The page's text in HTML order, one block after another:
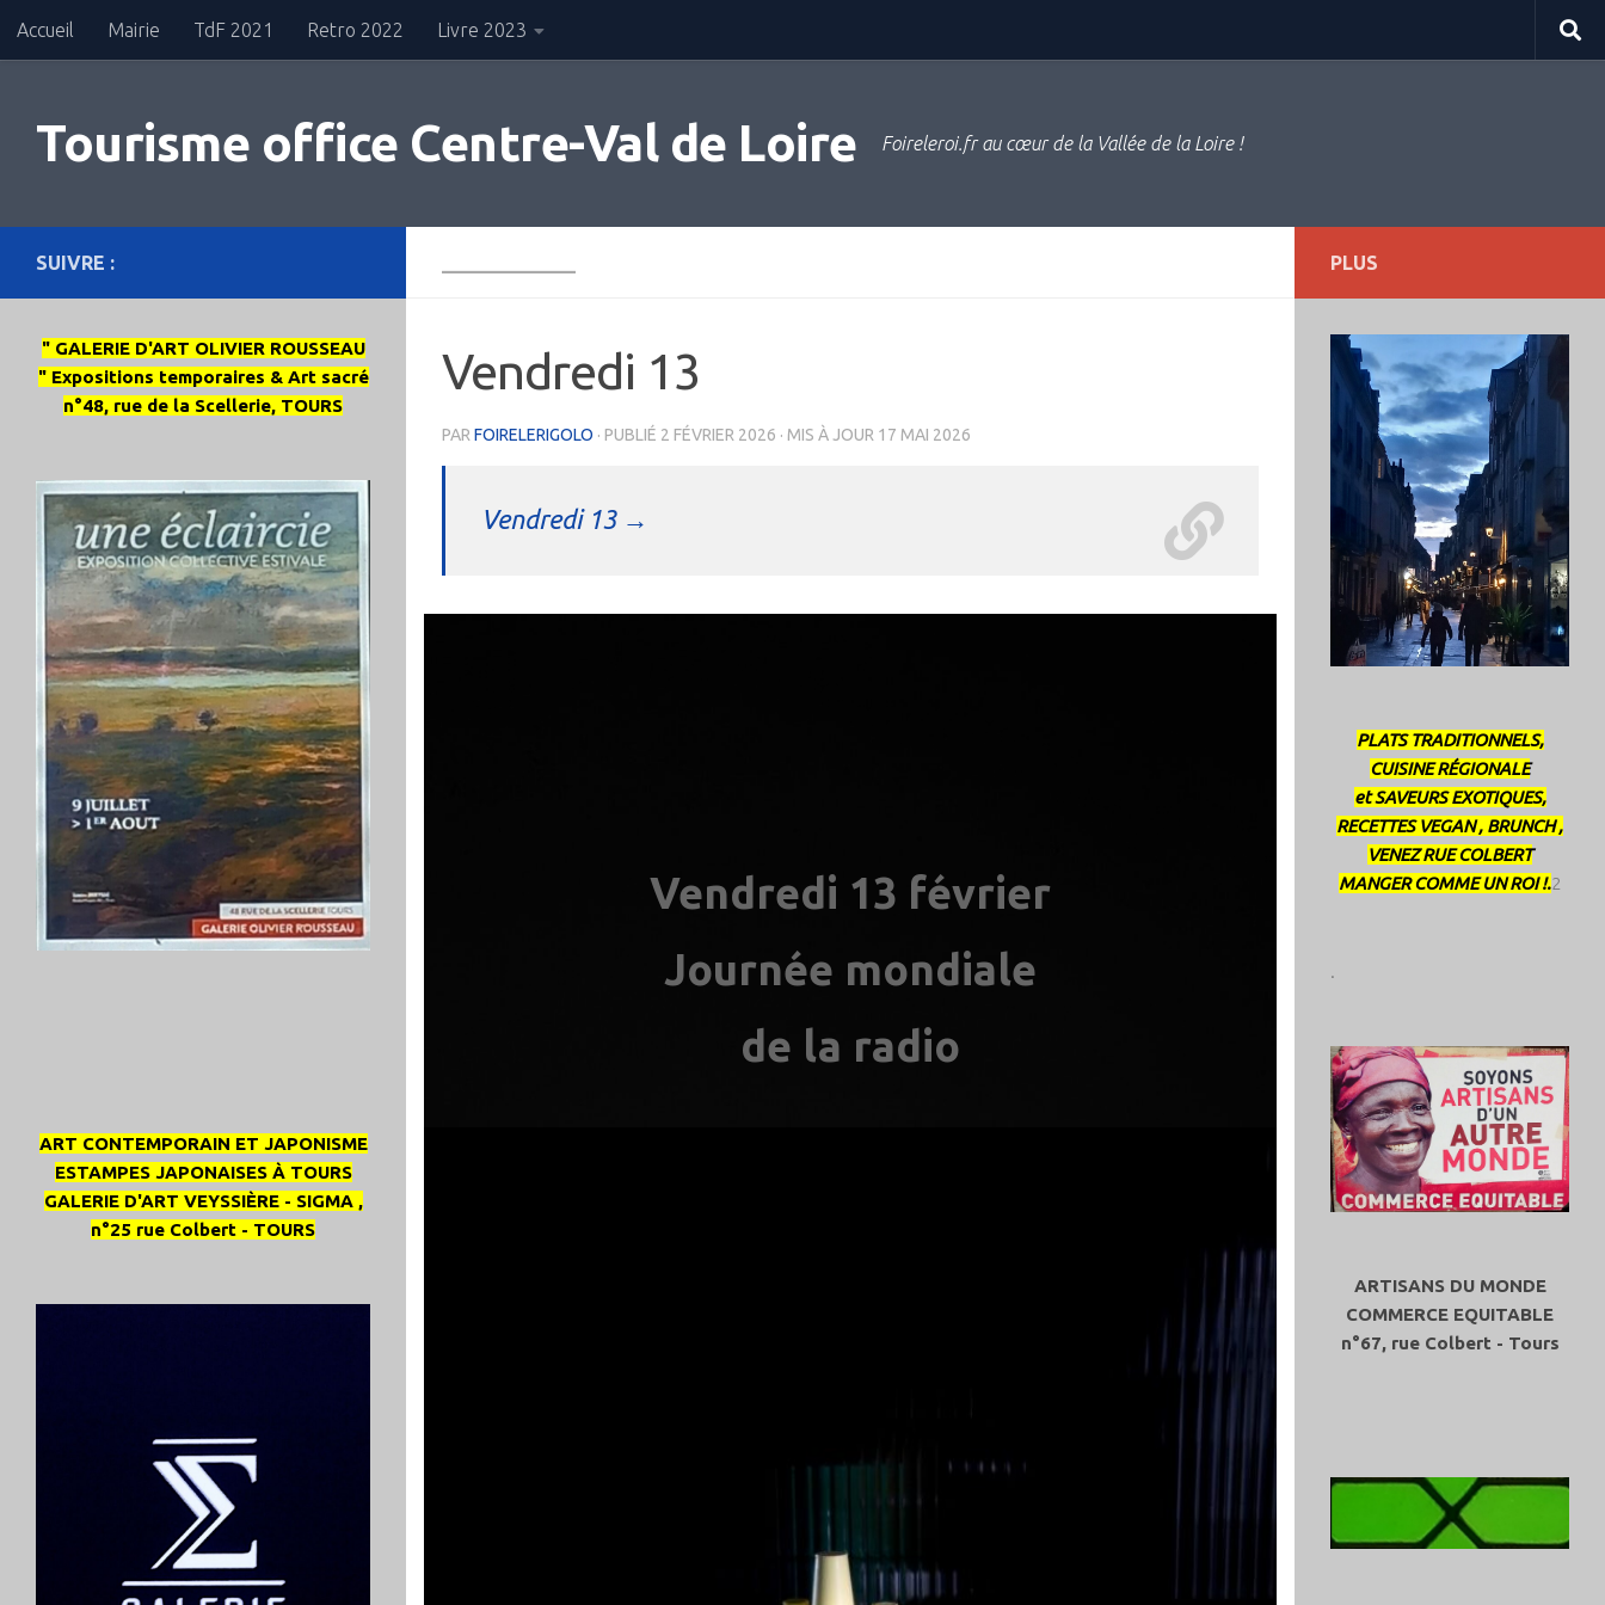
Skip to content
Accueil Mairie TdF 2021 Retro 2022 Livre 2023
Tourisme office Centre-Val de Loire Foireleroi.fr au cœur de la Vallée de la Loire !
Vendredi 13
PAR FOIRELERIGOLO · PUBLIÉ 2 FÉVRIER 2026 · MIS À JOUR 17 MAI 2026
Vendredi 13 →
Vendredi 13 février
Journée mondiale
de la radio
SUIVRE :
" GALERIE D'ART OLIVIER ROUSSEAU
" Expositions temporaires & Art sacré
n°48, rue de la Scellerie, TOURS
ART CONTEMPORAIN ET JAPONISME
ESTAMPES JAPONAISES À TOURS
GALERIE D'ART VEYSSIÈRE - SIGMA ,
n°25 rue Colbert - TOURS
PLUS
PLATS TRADITIONNELS,
CUISINE RÉGIONALE
et SAVEURS EXOTIQUES,
RECETTES VEGAN , BRUNCH ,
VENEZ RUE COLBERT
MANGER COMME UN ROI !.2
.
ARTISANS DU MONDE
COMMERCE EQUITABLE
n°67, rue Colbert - Tours